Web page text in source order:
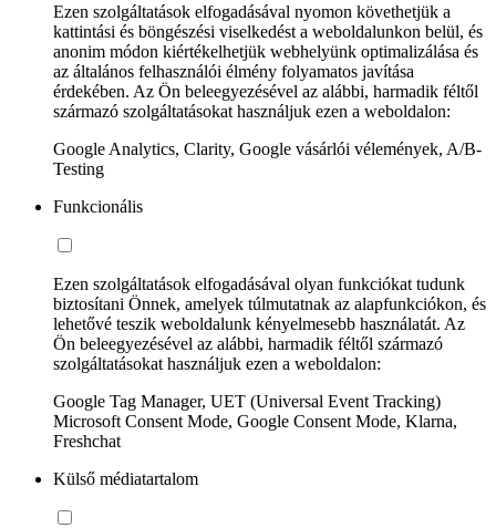
Ezen szolgáltatások elfogadásával nyomon követhetjük a
kattintási és böngészési viselkedést a weboldalunkon belül, és
anonim módon kiértékelhetjük webhelyünk optimalizálása és
az általános felhasználói élmény folyamatos javítása
érdekében. Az Ön beleegyezésével az alábbi, harmadik féltől
származó szolgáltatásokat használjuk ezen a weboldalon:
Google Analytics, Clarity, Google vásárlói vélemények, A/B-
Testing
Funkcionális
Ezen szolgáltatások elfogadásával olyan funkciókat tudunk
biztosítani Önnek, amelyek túlmutatnak az alapfunkciókon, és
lehetővé teszik weboldalunk kényelmesebb használatát. Az
Ön beleegyezésével az alábbi, harmadik féltől származó
szolgáltatásokat használjuk ezen a weboldalon:
Google Tag Manager, UET (Universal Event Tracking)
Microsoft Consent Mode, Google Consent Mode, Klarna,
Freshchat
Külső médiatartalom